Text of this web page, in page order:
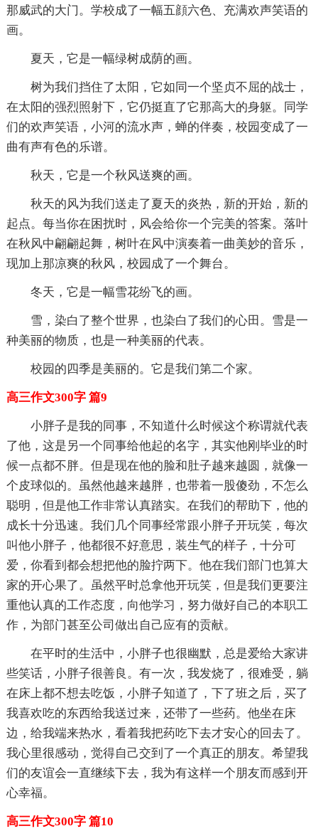
那威武的大门。学校成了一幅五顔六色、充满欢声笑语的
画。
夏天，它是一幅绿树成荫的画。
树为我们挡住了太阳，它如同一个坚贞不屈的战士，
在太阳的强烈照射下，它仍挺直了它那高大的身躯。同学
们的欢声笑语，小河的流水声，蝉的伴奏，校园变成了一
曲有声有色的乐谱。
秋天，它是一个秋风送爽的画。
秋天的风为我们送走了夏天的炎热，新的开始，新的
起点。每当你在困扰时，风会给你一个完美的答案。落叶
在秋风中翩翩起舞，树叶在风中演奏着一曲美妙的音乐，
现加上那凉爽的秋风，校园成了一个舞台。
冬天，它是一幅雪花纷飞的画。
雪，染白了整个世界，也染白了我们的心田。雪是一
种美丽的物质，也是一种美丽的代表。
校园的四季是美丽的。它是我们第二个家。
高三作文300字 篇9
小胖子是我的同事，不知道什么时候这个称谓就代表
了他，这是另一个同事给他起的名字，其实他刚毕业的时
候一点都不胖。但是现在他的脸和肚子越来越圆，就像一
个皮球似的。虽然他越来越胖，也带着一股傻劲，不怎么
聪明，但是他工作非常认真踏实。在我们的帮助下，他的
成长十分迅速。我们几个同事经常跟小胖子开玩笑，每次
叫他小胖子，他都很不好意思，装生气的样子，十分可
爱，你看到都会想把他的脸拧两下。他在我们部门也算大
家的开心果了。虽然平时总拿他开玩笑，但是我们更要注
重他认真的工作态度，向他学习，努力做好自己的本职工
作，为部门甚至公司做出自己应有的贡献。
在平时的生活中，小胖子也很幽默，总是爱给大家讲
些笑话，小胖子很善良。有一次，我发烧了，很难受，躺
在床上都不想去吃饭，小胖子知道了，下了班之后，买了
我喜欢吃的东西给我送过来，还带了一些药。他坐在床
边，给我端来热水，看着我把药吃下去才安心的回去了。
我心里很感动，觉得自己交到了一个真正的朋友。希望我
们的友谊会一直继续下去，我为有这样一个朋友而感到开
心幸福。
高三作文300字 篇10